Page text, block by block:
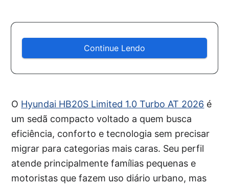
Continue Lendo
O Hyundai HB20S Limited 1.0 Turbo AT 2026 é
um sedã compacto voltado a quem busca
eficiência, conforto e tecnologia sem precisar
migrar para categorias mais caras. Seu perfil
atende principalmente famílias pequenas e
motoristas que fazem uso diário urbano, mas